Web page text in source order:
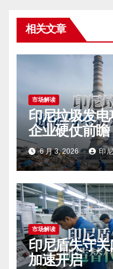
相关文章
市场解读
印尼垃圾发
企业硬仗前瞻
6 月 3, 2026 印
市场解读
印尼盾失守
加速开启